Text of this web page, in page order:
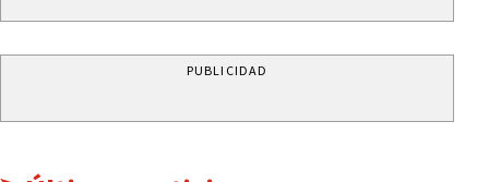
PUBLICIDAD